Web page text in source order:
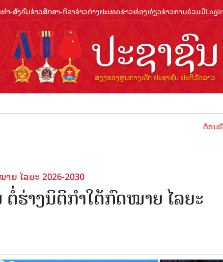
ຳ-ສັງຄົມຂ່າວສືກສາ-ກິລາຂ່າວຕ່າງປະເທດຂ່າວທ່ອງທ່ຽວຂ່າວການຮ່ວມມື
ຕ້ອນຮັບປີທ່ອງ
ໄລຍະ 2026-2030
ຮ່າງນິຕິກຳໃຕ້ກົດໝາຍ ໄລຍະ